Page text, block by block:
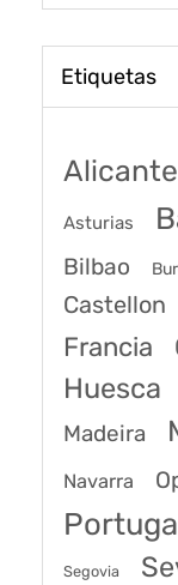
Etiquetas
Alicante
Asturias
Bilbao
Castellon
Francia
Huesca
Madeira
Navarra
Segovia